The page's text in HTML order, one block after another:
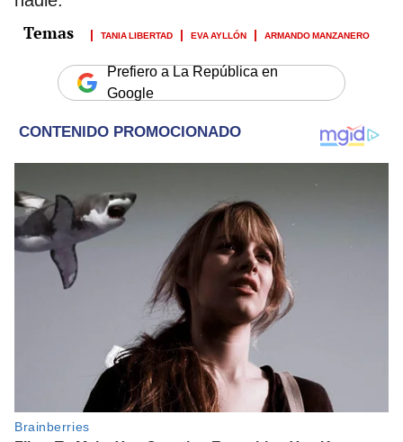
TANIA LIBERTAD EVA AYLLÓN ARMANDO MANZANERO
Prefiero a La República en
Google